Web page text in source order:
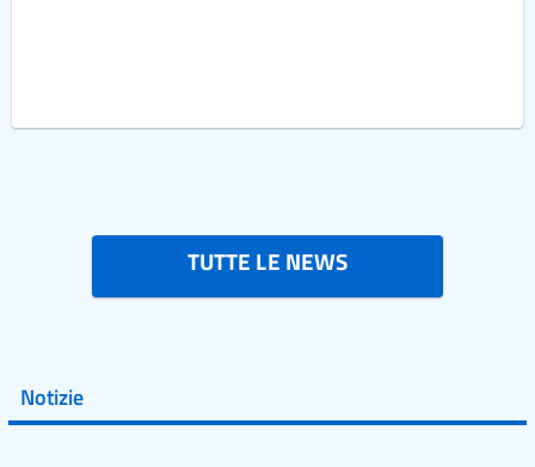
TUTTE LE NEWS
Notizie